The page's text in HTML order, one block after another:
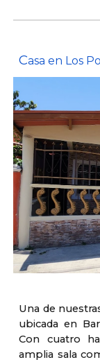
Casa en Los
Una de
ubicada en
Con cuatro
amplia sala